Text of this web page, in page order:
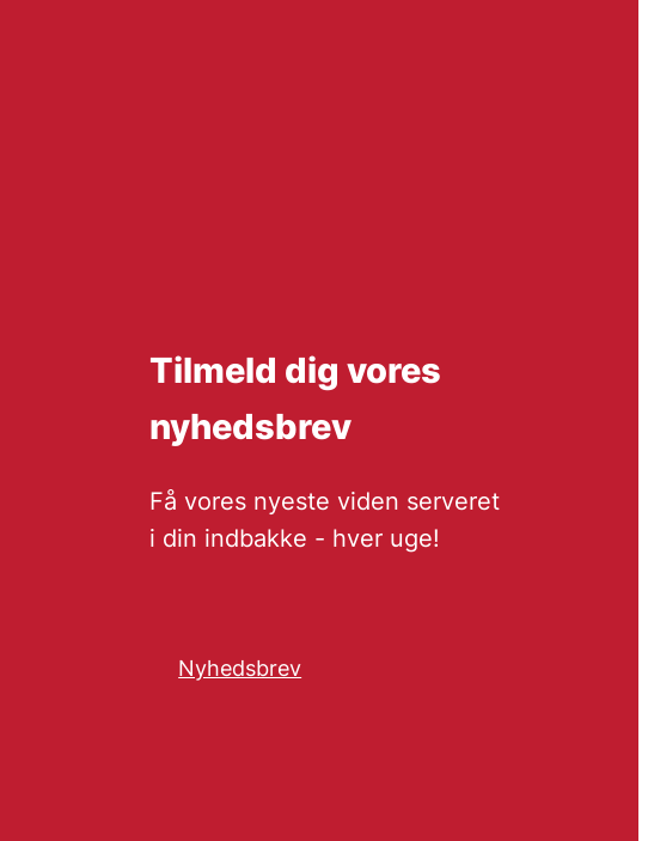
Tilmeld dig vores
nyhedsbrev
Få vores nyeste viden serveret
i din indbakke - hver uge!
Nyhedsbrev